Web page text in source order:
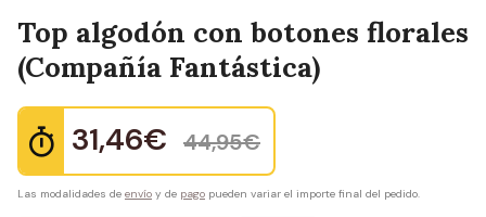
Top algodón con botones florales
(Compañía Fantástica)
31,46€ 44,95€
Las modalidades de envío y de pago pueden variar el importe final del pedido.